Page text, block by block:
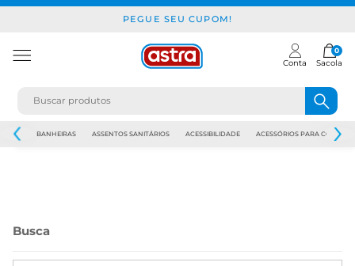
PEGUE SEU CUPOM!
Conta
0
Sacola
JAPI BANHEIRAS ASSENTOS SANITÁRIOS ACESSIBILIDADE ACESSÓRIOS PARA